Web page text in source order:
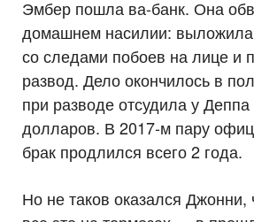
Эмбер пошла ва-банк. Она
домашнем насилии:
со следами побоев на лице и
развод. Дело окончилось в
при разводе отсудила у
долларов. В 2017-м пару
брак продлился всего 2 года.
Но не таков оказался Джонни,